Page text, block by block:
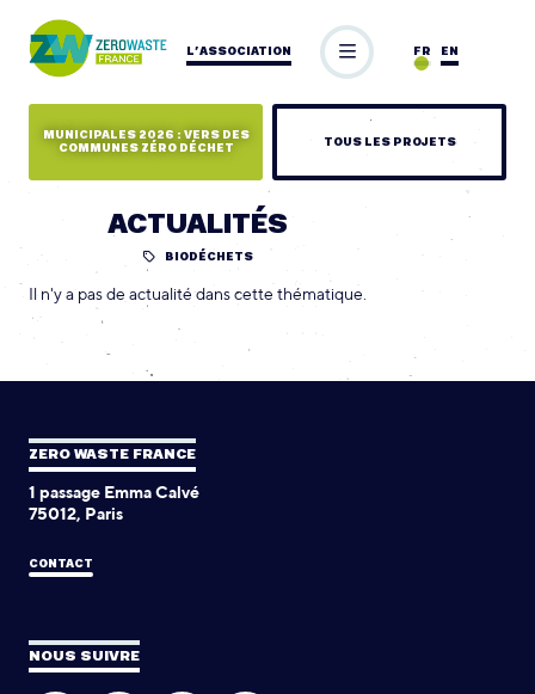
L’ASSOCIATION EN
FR
MUNICIPALES 2026 : VERS DES
COMMUNES ZÉRO DÉCHET
TOUS LES PROJETS
ACTUALITÉS
BIODÉCHETS
Il n'y a pas de actualité dans cette thématique.
ZERO WASTE FRANCE
1 passage Emma Calvé
75012, Paris
CONTACT
NOUS SUIVRE